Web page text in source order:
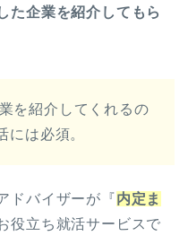
た企業を紹介してもら
を紹介してくれるの
には必須。
ドバイザーが『内定ま
役立ち就活サービスで